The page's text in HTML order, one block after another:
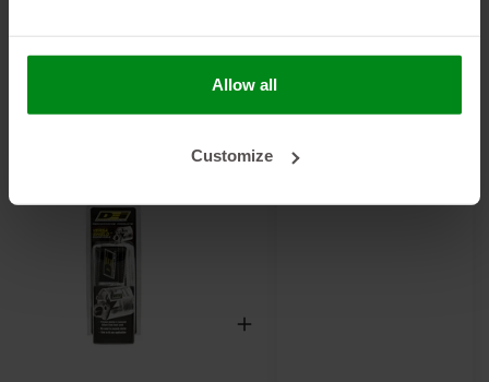
Allow all
Customize
Alu tape normaal Je Bespaart 16%